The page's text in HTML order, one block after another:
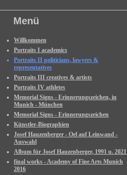
Menü
Willkommen
Portraits I academics
Portraits II politicians, lawyers &
representatives
Portraits III creatives & artists
Portraits IV athletes
Memorial Signs - Erinnerungszeichen, in
Munich - München
Memorial Signs - Erinnerungszeichen
Künstler-Biographien
Josef Hauzenberger - Oel auf Leinwand -
Auswahl
Album für Josef Hauzenberger, 1991 u. 2021
final works - Academy of Fine Arts Munich
2016